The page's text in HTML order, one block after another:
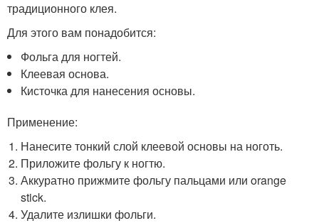
традиционного клея.
Для этого вам понадобится:
Фольга для ногтей.
Клеевая основа.
Кисточка для нанесения основы.
Применение:
Нанесите тонкий слой клеевой основы на ноготь.
Приложите фольгу к ногтю.
Аккуратно прижмите фольгу пальцами или orange
stick.
Удалите излишки фольги.